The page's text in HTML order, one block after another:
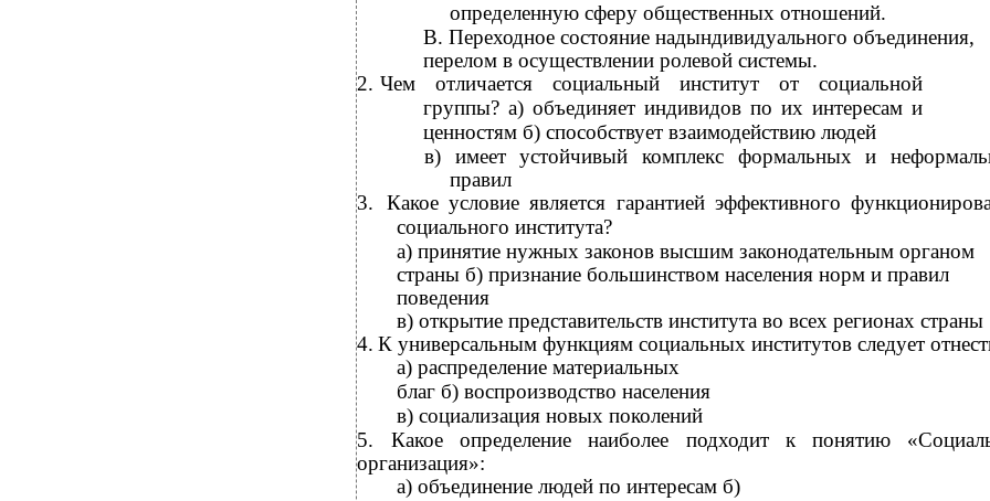
определенную сферу общественных отношений.
В. Переходное состояние надындивидуального объединения,
перелом в осуществлении ролевой системы.
2. Чем отличается социальный институт от социальной
группы? а) объединяет индивидов по их интересам и
ценностям б) способствует взаимодействию людей
в) имеет устойчивый комплекс формальных и
правил
3.
Какое условие является гарантией эффективного
социального института?
а) принятие нужных законов высшим законодательным органом
страны б) признание большинством населения норм и правил
поведения
в) открытие представительств института во всех регионах страны
4. К универсальным функциям социальных институтов следует
а) распределение материальных
благ б) воспроизводство населения
в) социализация новых поколений
5.
Какое определение наиболее подходит к понятию
организация»:
а) объединение людей по интересам б)